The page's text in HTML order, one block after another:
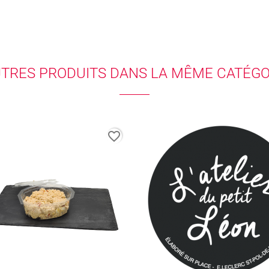
PRODUITS DANS LA MÊME
favorite_border